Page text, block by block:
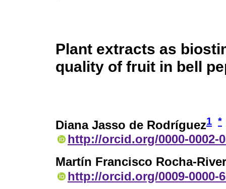
Plant extracts as
quality of fruit in bell
Diana Jasso de Rodríguez1 *
http://orcid.org/0000-0002-
Martín Francisco Rocha-
http://orcid.org/0009-0000-